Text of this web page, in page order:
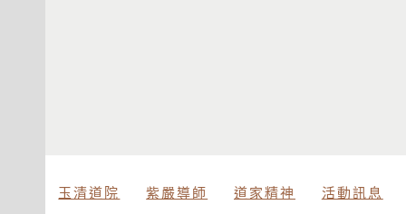
玉清道院 紫嚴導師 道家精神 活動訊息